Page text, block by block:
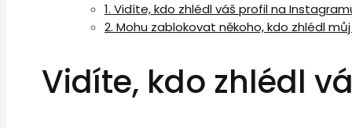
1. Vidíte, kdo zhlédl váš profil na
2. Mohu zablokovat někoho, kdo zhlédl
Vidíte, kdo zhlédl